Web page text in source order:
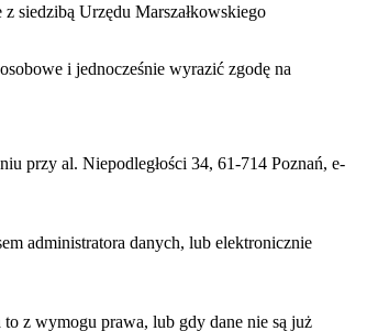
siedzibą Urzędu Marszałkowskiego
i jednocześnie wyrazić zgodę na
przy al. Niepodległości 34, 61-714 Poznań, e-
administratora danych, lub elektronicznie
z wymogu prawa, lub gdy dane nie są już